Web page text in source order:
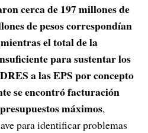
cerca de 197 millones de
de pesos correspondían
el total de la
para sustentar los
a las EPS por concepto
se encontró facturación
máximos,
para identificar problemas